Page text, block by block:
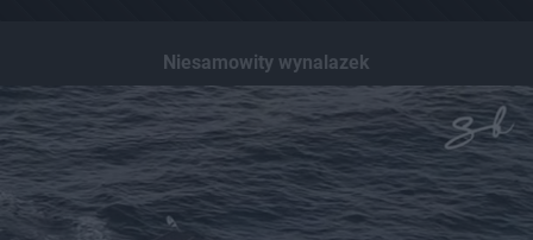
Niesamowity wynalazek